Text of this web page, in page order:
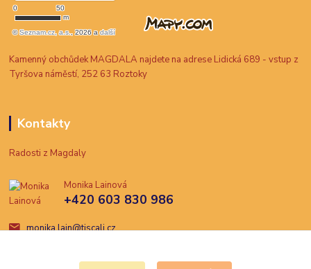
Kamenný obchůdek MAGDALA najdete na adrese Lidická 689 - vstup z
Tyršova náměstí, 252 63 Roztoky
Kontakty
Radosti z Magdaly
Monika Lainová
+420 603 830 986
monika.lain@tiscali.cz